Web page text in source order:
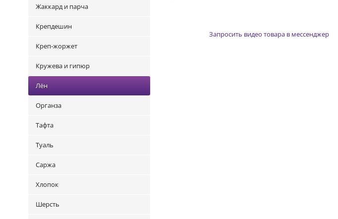
Жаккард и парча
Крепдешин
Креп-жоржет
Кружева и гипюр
Лён
Органза
Тафта
Туаль
Саржа
Хлопок
Шерсть
Запросить видео товара в мессенджер